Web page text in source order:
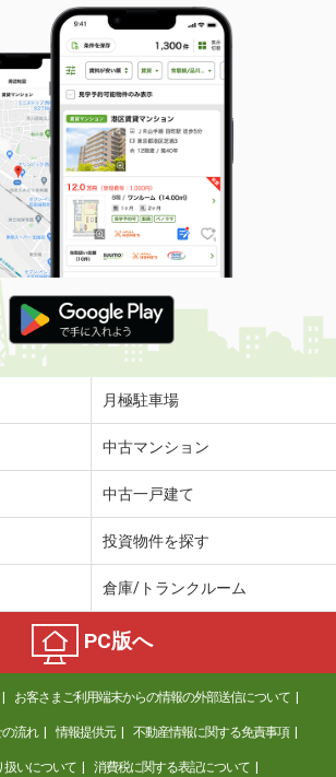
青森県弘前市大字早稲田３
33.04m²
り
1LDK
長苗代字内前田
格
5.80万円
所
青森県八戸市大字長苗代字内前田
有面積 23.18m²
取り
1K
格
5.40万円
所
青森県八戸市江陽４
面積
4.70万円
4.70万円
所
青森県青森市金沢３
面積 23.18m²
り
1K
月極駐車場
中古マンション
中古一戸建て
投資物件を探す
倉庫/トランクルーム
PC版へ
お客さまご利用端末からの情報の外部送信について
流れ 情報提供元 不動産情報に関する免責事項
扱いについて 消費税に関する表記について